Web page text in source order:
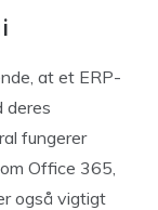
at et ERP-
deres
fungerer
Office 365,
også vigtigt